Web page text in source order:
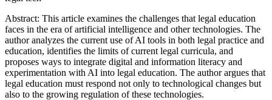
Abstract: This article examines the challenges that legal education
faces in the era of artificial intelligence and other technologies. The
author analyzes the current use of AI tools in both legal practice and
education, identifies the limits of current legal curricula, and
proposes ways to integrate digital and information literacy and
experimentation with AI into legal education. The author argues that
legal education must respond not only to technological changes but
also to the growing regulation of these technologies.